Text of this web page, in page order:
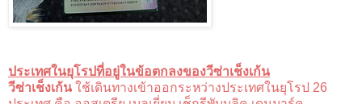
ประเทศในยุโรปที่อยู่ในข้อตกลงของวีซ่าเช็งเก้น
วีซ่าเช็งเก้น ใช้เดินทางเข้าออกระหว่างประเทศในยุโรป 26